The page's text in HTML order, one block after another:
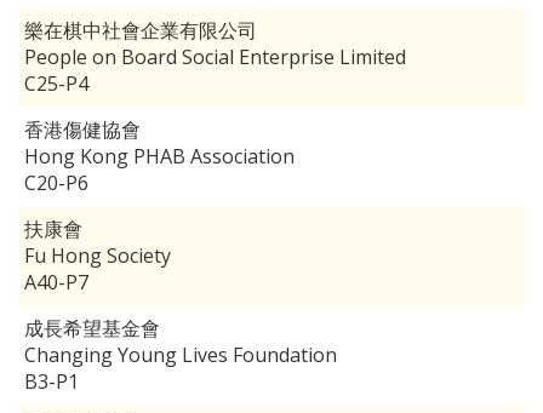
樂在棋中社會企業有限公司
People on Board Social Enterprise Limited
C25-P4
香港傷健協會
Hong Kong PHAB Association
C20-P6
扶康會
Fu Hong Society
A40-P7
成長希望基金會
Changing Young Lives Foundation
B3-P1